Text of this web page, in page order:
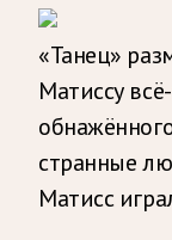
«Танец»
Матиссу
странные
Матисс